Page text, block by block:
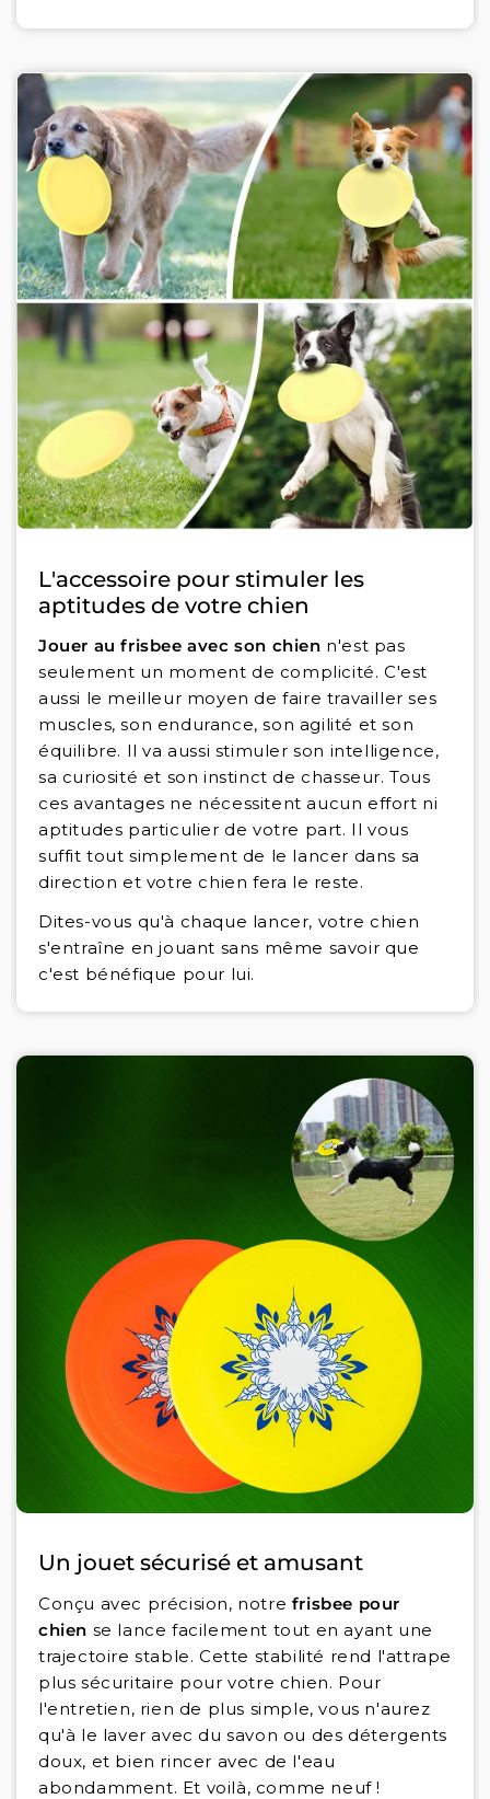
L'accessoire pour stimuler les
aptitudes de votre chien
Jouer au frisbee avec son chien n'est pas
seulement un moment de complicité. C'est
aussi le meilleur moyen de faire travailler ses
muscles, son endurance, son agilité et son
équilibre. Il va aussi stimuler son intelligence,
sa curiosité et son instinct de chasseur. Tous
ces avantages ne nécessitent aucun effort ni
aptitudes particulier de votre part. Il vous
suffit tout simplement de le lancer dans sa
direction et votre chien fera le reste.
Dites-vous qu'à chaque lancer, votre chien
s'entraîne en jouant sans même savoir que
c'est bénéfique pour lui.
Un jouet sécurisé et amusant
Conçu avec précision, notre frisbee pour
chien se lance facilement tout en ayant une
trajectoire stable. Cette stabilité rend l'attrape
plus sécuritaire pour votre chien. Pour
l'entretien, rien de plus simple, vous n'aurez
qu'à le laver avec du savon ou des détergents
doux, et bien rincer avec de l'eau
abondamment. Et voilà, comme neuf !